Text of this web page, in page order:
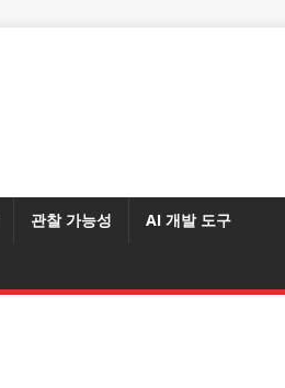
관찰 가능성 AI 개발 도구